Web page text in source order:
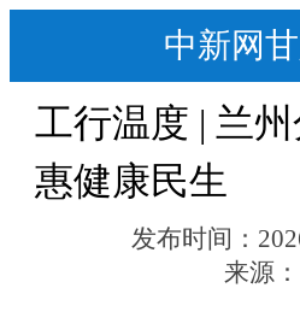
中新网
工行温度 | 兰
惠健康民生
发布时间：
来源：